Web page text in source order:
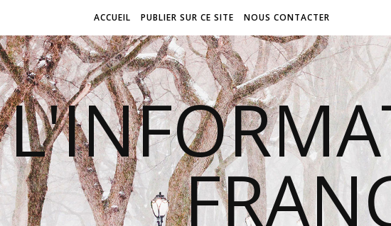
ACCUEIL PUBLIER SUR CE SITE NOUS CONTACTER